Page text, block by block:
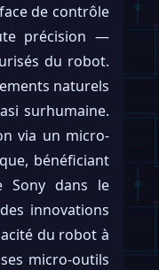
de contrôle
précision —
du robot.
naturels
surhumaine.
via un micro-
bénéficiant
Sony dans le
innovations
du robot à
micro-outils